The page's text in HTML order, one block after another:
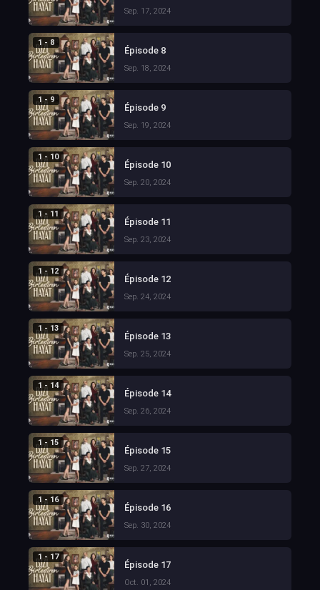
Sep. 17, 2024
1 - 8
Épisode 8
Sep. 18, 2024
1 - 9
Épisode 9
Sep. 19, 2024
1 - 10
Épisode 10
Sep. 20, 2024
1 - 11
Épisode 11
Sep. 23, 2024
1 - 12
Épisode 12
Sep. 24, 2024
1 - 13
Épisode 13
Sep. 25, 2024
1 - 14
Épisode 14
Sep. 26, 2024
1 - 15
Épisode 15
Sep. 27, 2024
1 - 16
Épisode 16
Sep. 30, 2024
1 - 17
Épisode 17
Oct. 01, 2024